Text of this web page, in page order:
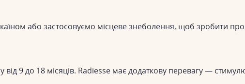
або застосовуємо місцеве знеболення, щоб зробити
від 9 до 18 місяців. Radiesse має додаткову перевагу —